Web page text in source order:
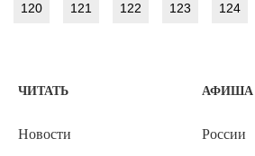
120 121 122 123 124
ЧИТАТЬ
Новости
АФИША
России